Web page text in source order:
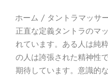
ホーム / タントラマッサ
正直な定義タントラのマ
れています。ある人は純
の人は誇張された精神性
期待しています。意識的